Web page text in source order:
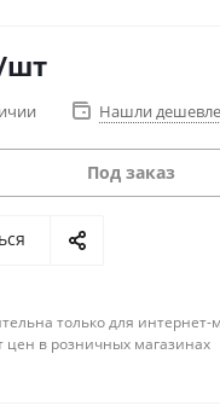
шт
Нашли
Под заказ
только для
цен в розничных магазинах